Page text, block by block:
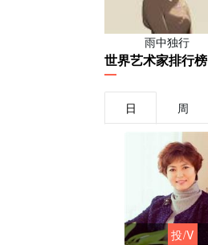
雨中独行
世界艺术家排行榜
日 周
投/V